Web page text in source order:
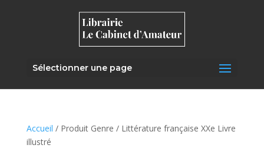
Sélectionner une page
Accueil / Produit Genre / Littérature française XXe Livre
illustré